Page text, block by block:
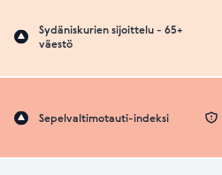
Sydäniskurien sijoittelu - 65+
väestö
Sepelvaltimotauti-indeksi